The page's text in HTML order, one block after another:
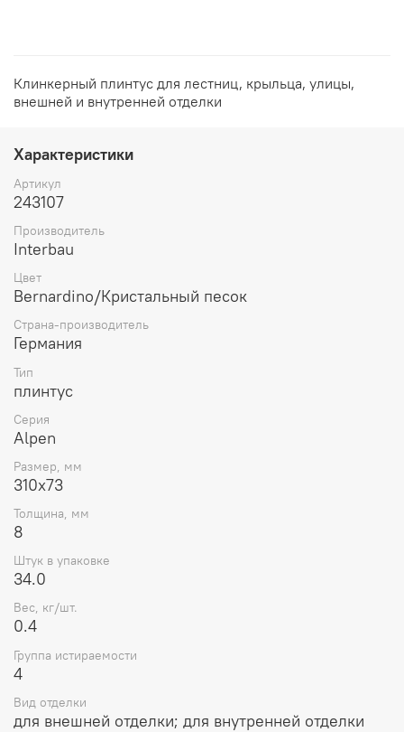
Клинкерный плинтус для лестниц, крыльца, улицы,
внешней и внутренней отделки
Характеристики
Артикул
243107
Производитель
Interbau
Цвет
Bernardino/Кристальный песок
Страна-производитель
Германия
Тип
плинтус
Серия
Alpen
Размер, мм
310x73
Толщина, мм
8
Штук в упаковке
34.0
Вес, кг/шт.
0.4
Группа истираемости
4
Вид отделки
для внешней отделки; для внутренней отделки